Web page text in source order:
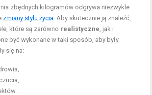
zbędnych kilogramów odgrywa niezwykle
zmiany stylu życia. Aby skutecznie ją znaleźć,
które są zarówno realistyczne, jak i
być wykonane w taki sposób, aby były
się na: